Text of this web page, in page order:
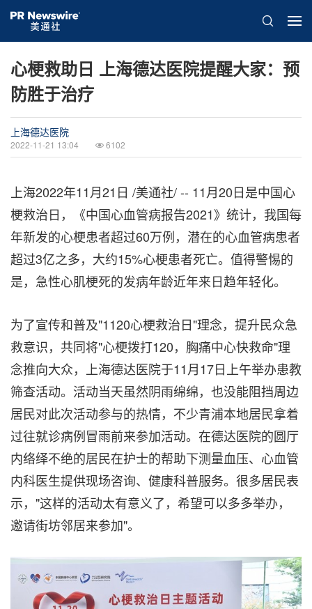
心梗救助日 上海德达医院提醒大家：预
防胜于治疗
上海德达医院
2022-11-21 13:04 6102
上海2022年11月21日 /美通社/ -- 11月20日是中国心
梗救治日，《中国心血管病报告2021》统计，我国每
年新发的心梗患者超过60万例，潜在的心血管病患者
超过3亿之多，大约15%心梗患者死亡。值得警惕的
是，急性心肌梗死的发病年龄近年来日趋年轻化。
为了宣传和普及"1120心梗救治日"理念，提升民众急
救意识，共同将"心梗拨打120，胸痛中心快救命"理
念推向大众，上海德达医院于11月17日上午举办患教
筛查活动。活动当天虽然阴雨绵绵，也没能阻挡周边
居民对此次活动参与的热情，不少青浦本地居民拿着
过往就诊病例冒雨前来参加活动。在德达医院的圆厅
内络绎不绝的居民在护士的帮助下测量血压、心血管
内科医生提供现场咨询、健康科普服务。很多居民表
示，"这样的活动太有意义了，希望可以多多举办，
邀请街坊邻居来参加"。